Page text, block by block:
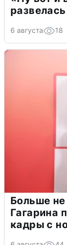
6 августа 18
Больше
Гагарина
кадры с